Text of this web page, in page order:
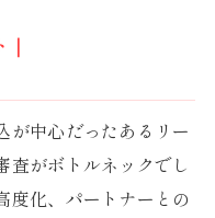
が中心だったあるリー
査がボトルネックでし
度化、パートナーとの